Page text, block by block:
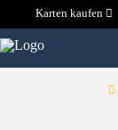
Karten kaufen